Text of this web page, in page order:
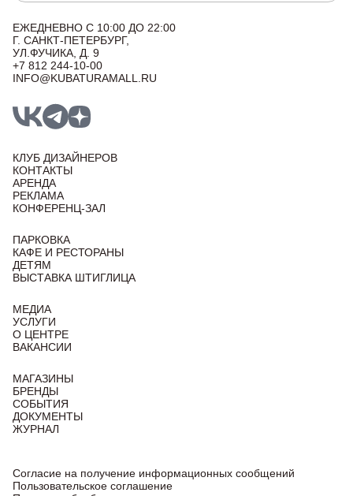
ЕЖЕДНЕВНО С 10:00 ДО 22:00
Г. САНКТ-ПЕТЕРБУРГ,
УЛ.ФУЧИКА, Д. 9
+7 812 244-10-00
INFO@KUBATURAMALL.RU
КЛУБ ДИЗАЙНЕРОВ
КОНТАКТЫ
АРЕНДА
РЕКЛАМА
КОНФЕРЕНЦ-ЗАЛ
ПАРКОВКА
КАФЕ И РЕСТОРАНЫ
ДЕТЯМ
ВЫСТАВКА ШТИГЛИЦА
МЕДИА
УСЛУГИ
О ЦЕНТРЕ
ВАКАНСИИ
МАГАЗИНЫ
БРЕНДЫ
СОБЫТИЯ
ДОКУМЕНТЫ
ЖУРНАЛ
Согласие на получение информационных сообщений
Пользовательское соглашение